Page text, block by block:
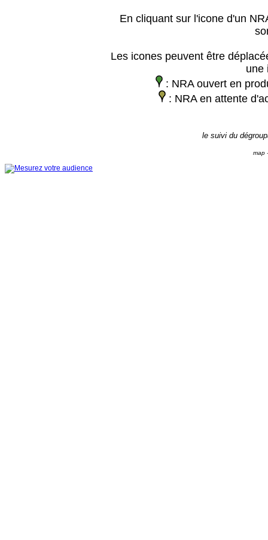
En cliquant sur l'icone d'un
Les icones peuvent être
une
: NRA ouvert en
: NRA en attente
le suivi du
map